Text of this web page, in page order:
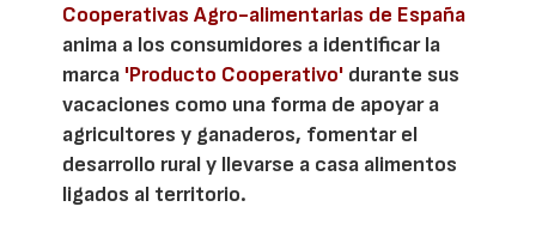
Cooperativas Agro-alimentarias de España
anima a los consumidores a identificar la
marca 'Producto Cooperativo' durante sus
vacaciones como una forma de apoyar a
agricultores y ganaderos, fomentar el
desarrollo rural y llevarse a casa alimentos
ligados al territorio.